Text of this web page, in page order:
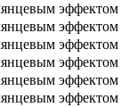
эффектом
эффектом
эффектом
эффектом
эффектом
эффектом